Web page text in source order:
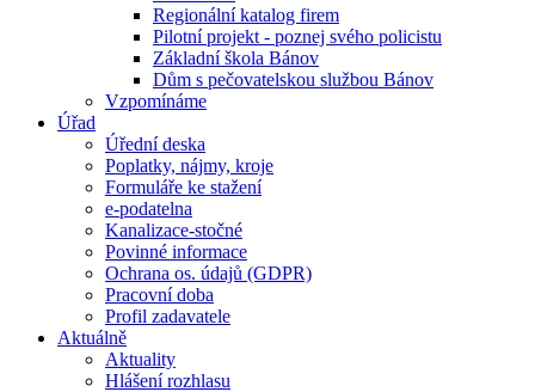
Regionální katalog firem
Pilotní projekt - poznej svého policistu
Základní škola Bánov
Dům s pečovatelskou službou Bánov
Vzpomínáme
Úřad
Úřední deska
Poplatky, nájmy, kroje
Formuláře ke stažení
e-podatelna
Kanalizace-stočné
Povinné informace
Ochrana os. údajů (GDPR)
Pracovní doba
Profil zadavatele
Aktuálně
Aktuality
Hlášení rozhlasu